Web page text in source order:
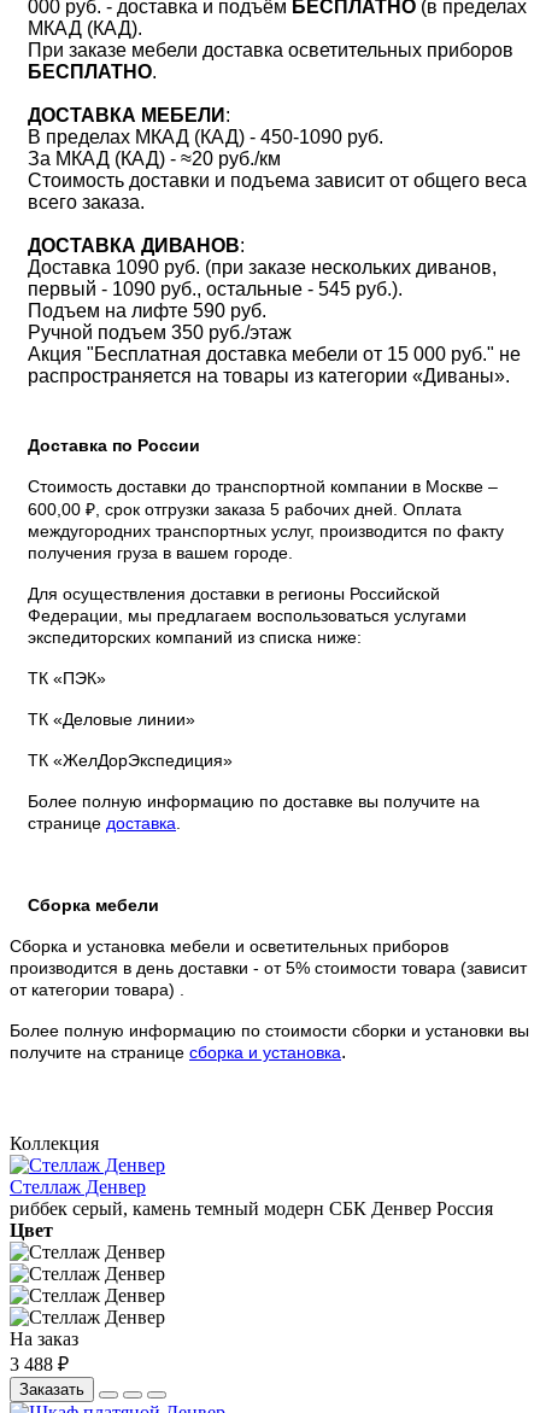
000 руб. - доставка и подъём БЕСПЛАТНО (в пределах
МКАД (КАД).
При заказе мебели доставка осветительных приборов
БЕСПЛАТНО.
ДОСТАВКА МЕБЕЛИ :
В пределах МКАД (КАД) - 450-1090 руб.
За МКАД (КАД) - ≈20 руб./км
Стоимость доставки и подъема зависит от общего веса
всего заказа.
ДОСТАВКА ДИВАНОВ:
Доставка 1090 руб. (при заказе нескольких диванов,
первый - 1090 руб., остальные - 545 руб.).
Подъем на лифте 590 руб.
Ручной подъем 350 руб./этаж
Акция "Бесплатная доставка мебели от 15 000 руб." не
распространяется на товары из категории «Диваны».
Доставка по России
Стоимость доставки до транспортной компании в Москве –
600,00 ₽, срок отгрузки заказа 5 рабочих дней. Оплата
междугородних транспортных услуг, производится по факту
получения груза в вашем городе.
Для осуществления доставки в регионы Российской
Федерации, мы предлагаем воспользоваться услугами
экспедиторских компаний из списка ниже:
ТК «ПЭК»
ТК «Деловые линии»
ТК «ЖелДорЭкспедиция»
Более полную информацию по доставке вы получите на
странице доставка
Сборка мебели
Сборка и установка мебели и осветительных приборов
производится в день доставки - от 5% стоимости товара (зависит
от категории товара) .
Более полную информацию по стоимости сборки и установки вы
получите на странице сборка и установка.
Коллекция
Стеллаж Денвер
риббек серый, камень темный модерн СБК Денвер Россия
Цвет
На заказ
3 488 ₽
Заказать